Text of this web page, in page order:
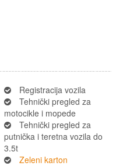
Registracija vozila
Tehnički pregled za
motocikle i mopede
Tehnički pregled za
putnička i teretna vozila do
3.5t
Zeleni karton